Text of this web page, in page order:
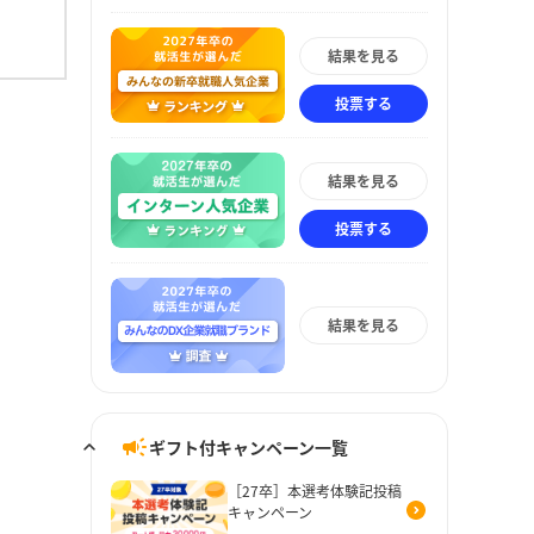
結果を見る
投票する
結果を見る
投票する
結果を見る
ギフト付キャンペーン一覧
［27卒］本選考体験記投稿
キャンペーン